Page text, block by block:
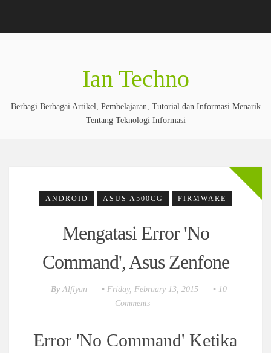
Ian Techno
Berbagi Berbagai Artikel, Pembelajaran, Tutorial dan Informasi Menarik
Tentang Teknologi Informasi
ANDROID ASUS A500CG FIRMWARE
Mengatasi Error 'No
Command', Asus Zenfone
ByAlfiyan • Friday, February 13, 2015 • 10
Comments
Error 'No Command' Ketika